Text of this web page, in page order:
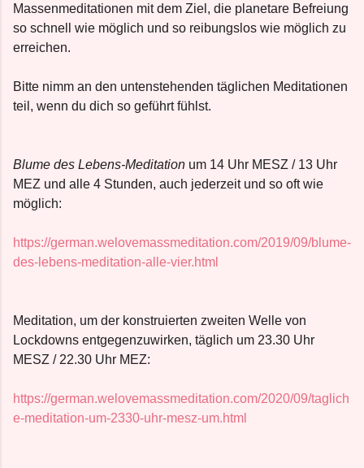
Massenmeditationen mit dem Ziel, die planetare Befreiung
so schnell wie möglich und so reibungslos wie möglich zu
erreichen.
Bitte nimm an den untenstehenden täglichen Meditationen
teil, wenn du dich so geführt fühlst.
Blume des Lebens-Meditation um 14 Uhr MESZ / 13 Uhr
MEZ und alle 4 Stunden, auch jederzeit und so oft wie
möglich:
https://german.welovemassmeditation.com/2019/09/blume-
des-lebens-meditation-alle-vier.html
Meditation, um der konstruierten zweiten Welle von
Lockdowns entgegenzuwirken, täglich um 23.30 Uhr
MESZ / 22.30 Uhr MEZ:
https://german.welovemassmeditation.com/2020/09/taglich
e-meditation-um-2330-uhr-mesz-um.html